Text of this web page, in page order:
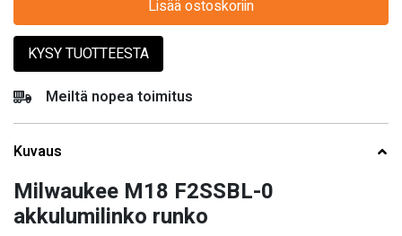
Lisää ostoskoriin
KYSY TUOTTEESTA
Meiltä nopea toimitus
Kuvaus
Milwaukee M18 F2SSBL-0
akkulumilinko runko